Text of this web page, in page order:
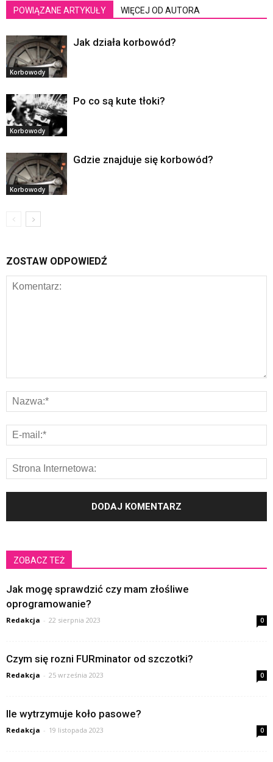
POWIĄZANE ARTYKUŁY WIĘCEJ OD AUTORA
Korbowody
Jak działa korbowód?
Korbowody
Po co są kute tłoki?
Korbowody
Gdzie znajduje się korbowód?
ZOSTAW ODPOWIEDŹ
ZOBACZ TEŻ
Jak mogę sprawdzić czy mam złośliwe
oprogramowanie?
Redakcja - 22 sierpnia 2023 0
Czym się rozni FURminator od szczotki?
Redakcja - 25 września 2023 0
Ile wytrzymuje koło pasowe?
Redakcja - 19 listopada 2023 0